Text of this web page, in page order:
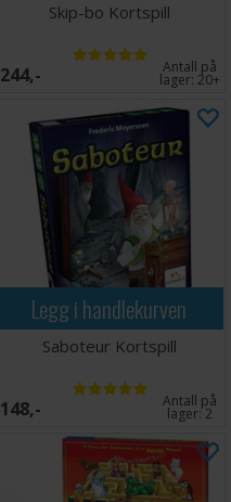
Skip-bo Kortspill
244,- Antall på
lager: 20+
Legg i handlekurven
Saboteur Kortspill
148,- Antall på
lager:2